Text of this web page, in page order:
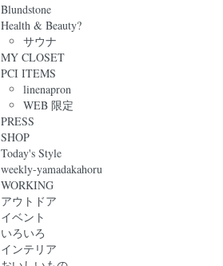
Blundstone
Health & Beauty?
サウナ
MY CLOSET
PCI ITEMS
linenapron
WEB 限定
PRESS
SHOP
Today's Style
weekly-yamadakahoru
WORKING
アウトドア
イベント
いろいろ
インテリア